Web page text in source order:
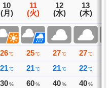
10
(月)
26 ℃
21 ℃
30 %
11
(火)
25 ℃
21 ℃
60 %
12
(水)
27 ℃
21 ℃
40 %
13
(木)
27 ℃
22 ℃
40 %